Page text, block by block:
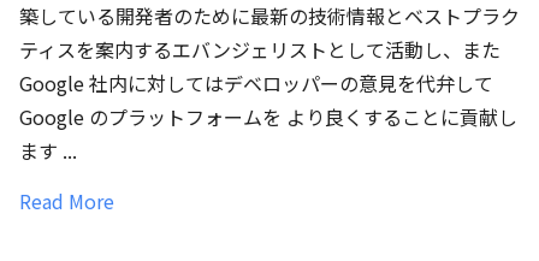
築している開発者のために最新の技術情報とベストプラク
ティスを案内するエバンジェリストとして活動し、また
Google 社内に対してはデベロッパーの意見を代弁して
Google のプラットフォームを より良くすることに貢献し
ます ...
Read More